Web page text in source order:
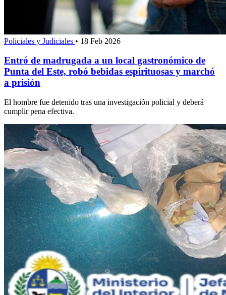
Policiales y Judiciales • 18 Feb 2026
Entró de madrugada a un local gastronómico de
Punta del Este, robó bebidas espirituosas y marchó
a prisión
El hombre fue detenido tras una investigación policial y deberá
cumplir pena efectiva.